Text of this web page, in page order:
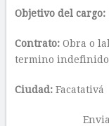
Objetivo del cargo:
Contrato:Obra o
termino indefinido
Ciudad: Facatativá